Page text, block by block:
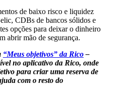
de baixo risco e liquidez
CDBs de bancos sólidos e
opções para deixar o dinheiro
abrir mão de segurança.
“Meus objetivos” da Rico–
no aplicativo da Rico, onde
para criar uma reserva de
com o resto do